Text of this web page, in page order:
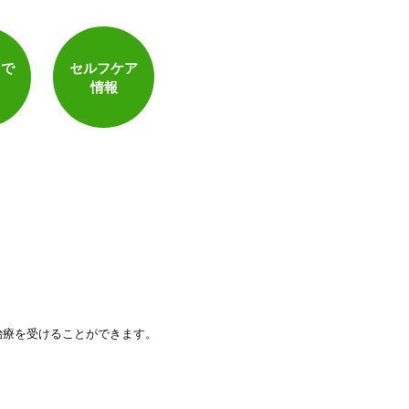
セルフケア
情報
を受けることができます。